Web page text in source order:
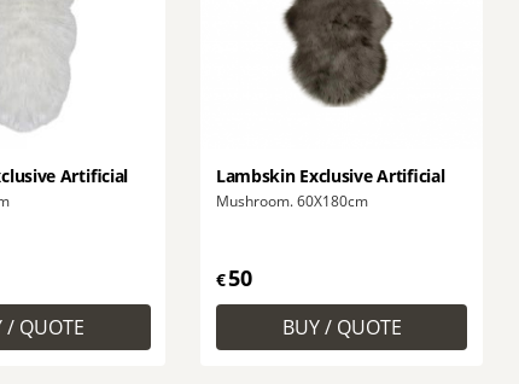
Artificial Lambskin Exclusive Artificial
Mushroom. 60X180cm
€50